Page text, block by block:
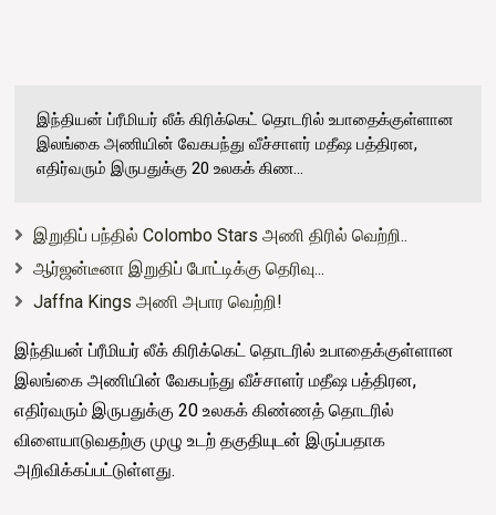
இந்தியன் ப்ரீமியர் லீக் கிரிக்கெட் தொடரில் உபாதைக்குள்ளான
இலங்கை அணியின் வேகபந்து வீச்சாளர் மதீஷ பத்திரன,
எதிர்வரும் இருபதுக்கு 20 உலகக் கிண...
இறுதிப் பந்தில் Colombo Stars அணி திரில் வெற்றி..
ஆர்ஜன்டீனா இறுதிப் போட்டிக்கு தெரிவு...
Jaffna Kings அணி அபார வெற்றி!
இந்தியன் ப்ரீமியர் லீக் கிரிக்கெட் தொடரில் உபாதைக்குள்ளான
இலங்கை அணியின் வேகபந்து வீச்சாளர் மதீஷ பத்திரன,
எதிர்வரும் இருபதுக்கு 20 உலகக் கிண்ணத் தொடரில்
விளையாடுவதற்கு முழு உடற் தகுதியுடன் இருப்பதாக
அறிவிக்கப்பட்டுள்ளது.